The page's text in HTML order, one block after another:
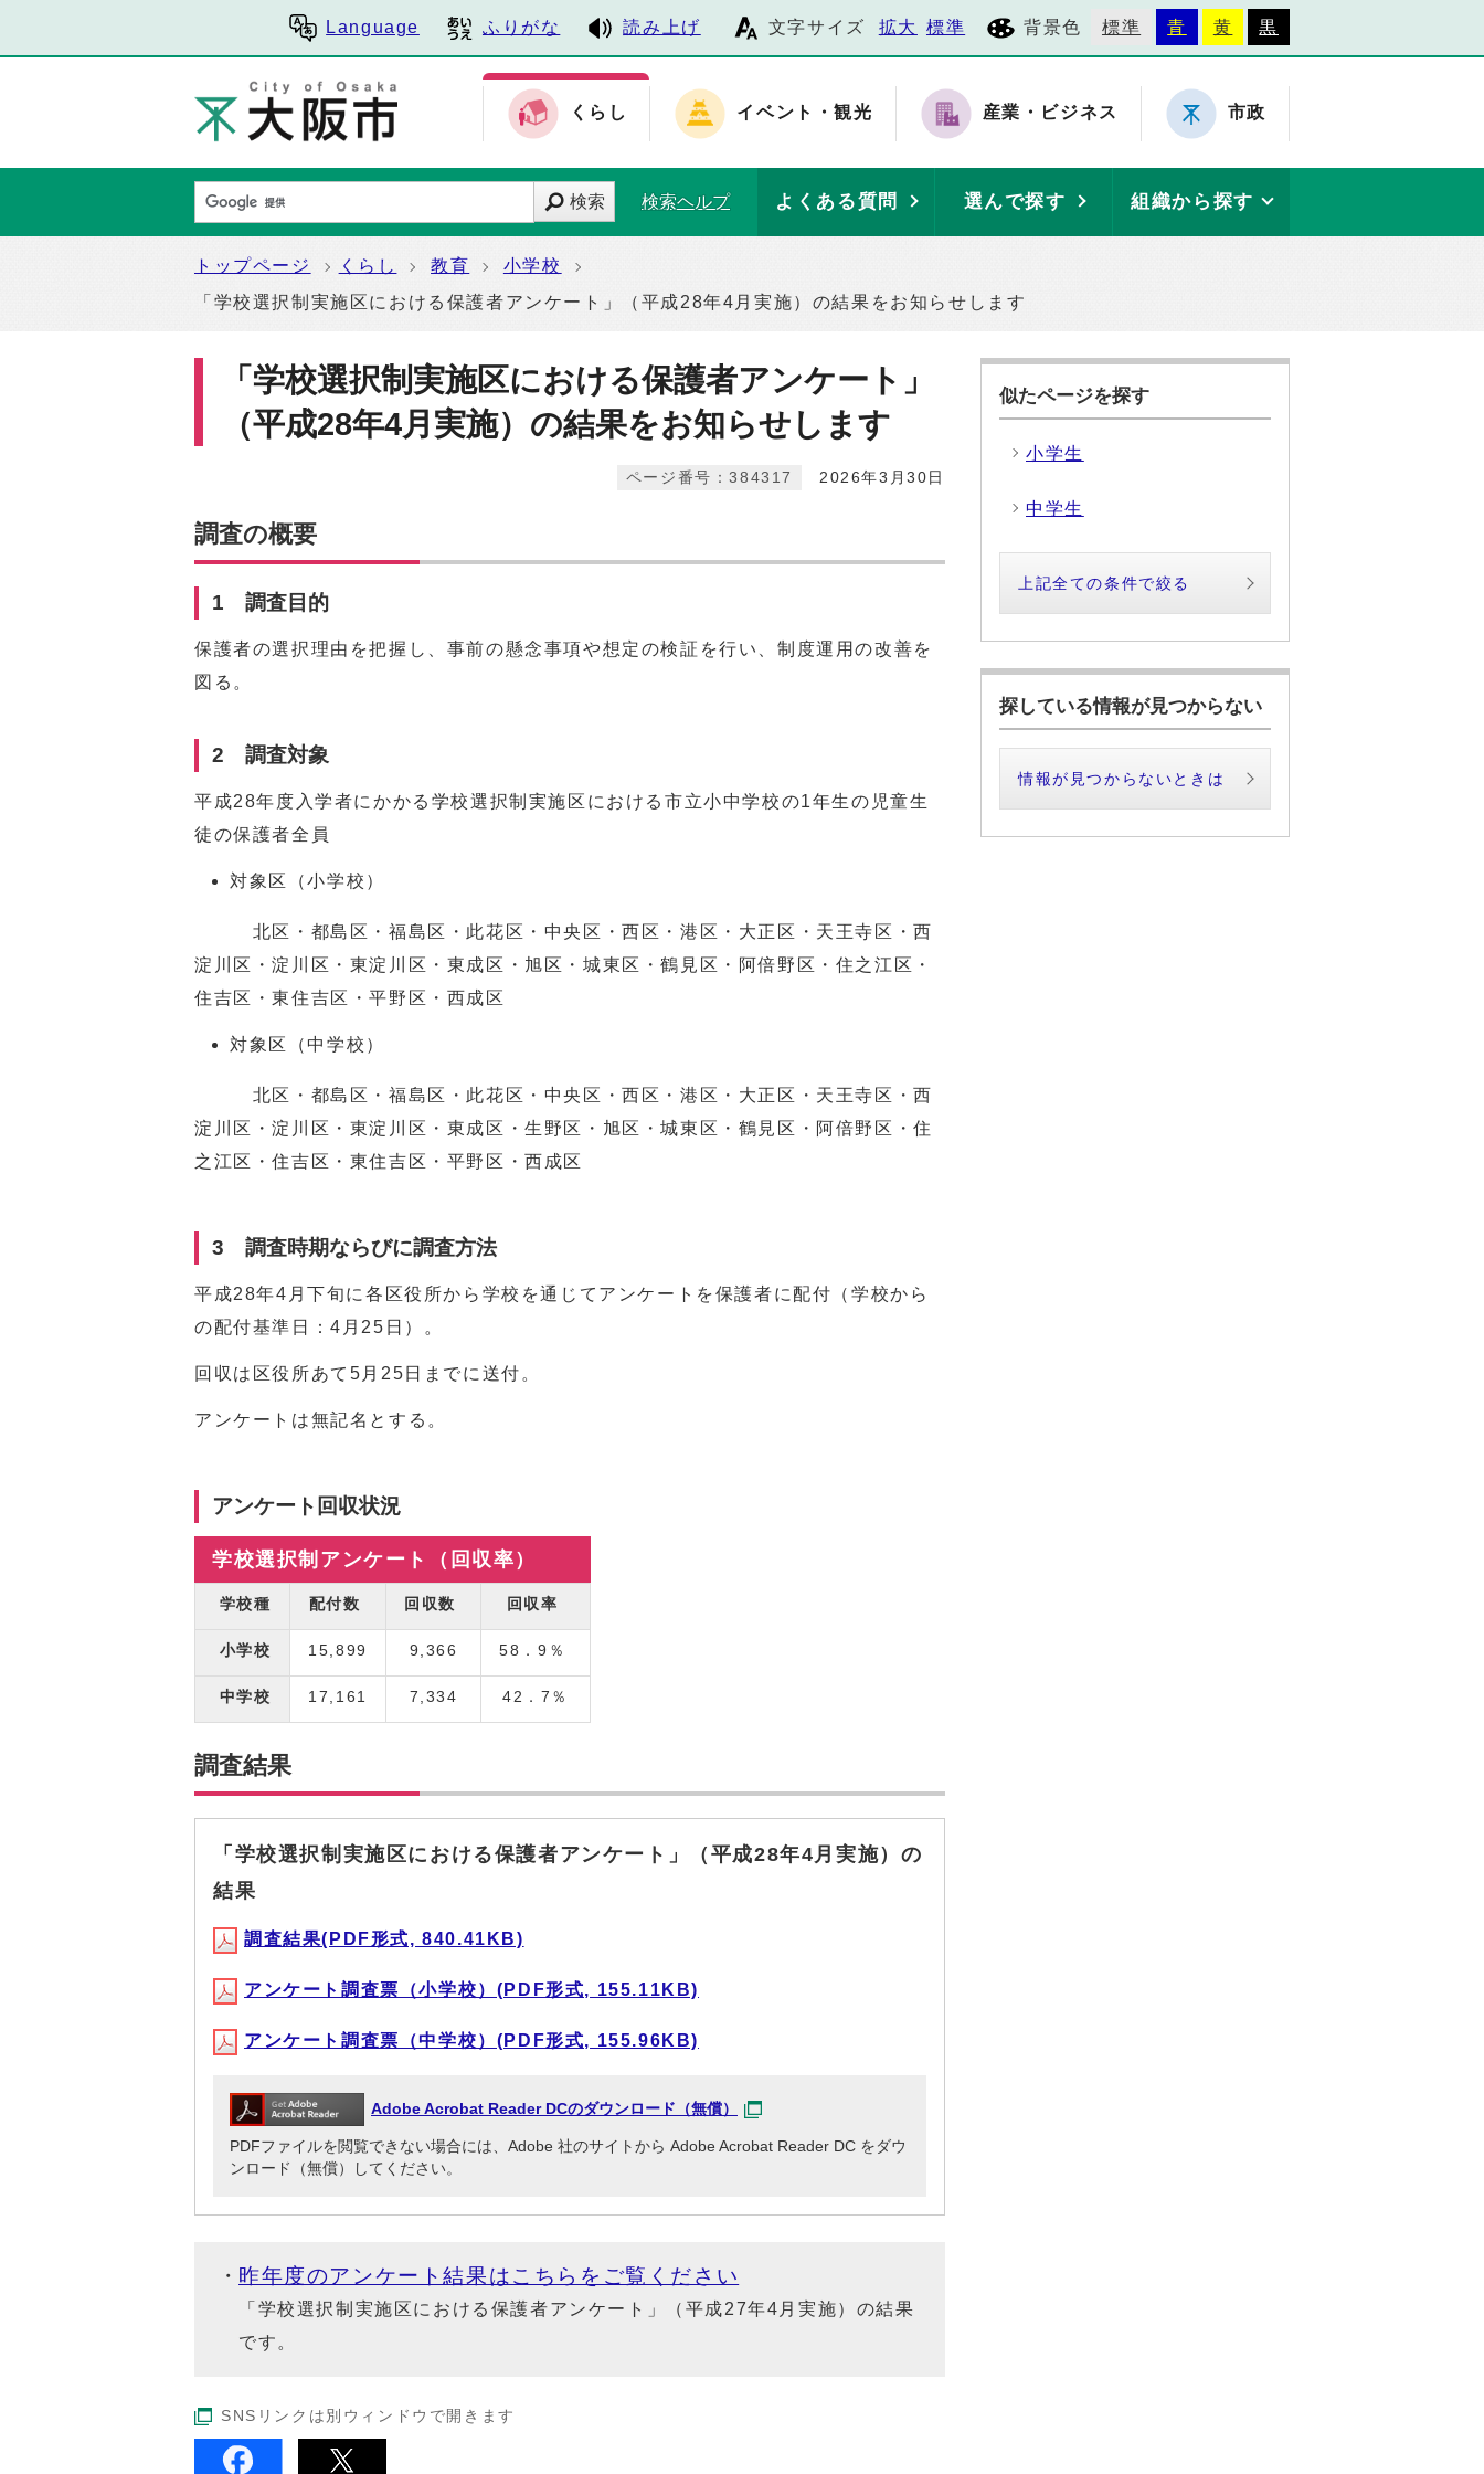
Language ふりがな 読み上げ 文字サイズ 拡大 標準 背景色 標準 青 黄 黒
くらし イベント・観光 産業・ビジネス 市政
検索 検索ヘルプ よくある質問 選んで探す 組織から探す
トップページ くらし 教育
小学校
「学校選択制実施区における保護者アンケート」（平成28年4月実施）の結果をお知らせします
「学校選択制実施区における保護者アンケート」
（平成28年4月実施）の結果をお知らせします
2026年3月30日
ページ番号：384317
調査の概要
1 調査目的
保護者の選択理由を把握し、事前の懸念事項や想定の検証を行い、制度運用の改善を
図る。
2 調査対象
平成28年度入学者にかかる学校選択制実施区における市立小中学校の1年生の児童生
徒の保護者全員
対象区（小学校）
北区・都島区・福島区・此花区・中央区・西区・港区・大正区・天王寺区・西
淀川区・淀川区・東淀川区・東成区・旭区・城東区・鶴見区・阿倍野区・住之江区・
住吉区・東住吉区・平野区・西成区
対象区（中学校）
北区・都島区・福島区・此花区・中央区・西区・港区・大正区・天王寺区・西
淀川区・淀川区・東淀川区・東成区・生野区・旭区・城東区・鶴見区・阿倍野区・住
之江区・住吉区・東住吉区・平野区・西成区
3 調査時期ならびに調査方法
平成28年4月下旬に各区役所から学校を通じてアンケートを保護者に配付（学校から
の配付基準日：4月25日）。
回収は区役所あて5月25日までに送付。
アンケートは無記名とする。
アンケート回収状況
学校選択制アンケート（回収率）
学校種 配付数 回収数 回収率
小学校 15,899 9,366 58．9％
中学校 17,161 7,334 42．7％
調査結果
「学校選択制実施区における保護者アンケート」（平成28年4月実施）の
結果
調査結果(PDF形式, 840.41KB)
アンケート調査票（小学校）(PDF形式, 155.11KB)
アンケート調査票（中学校）(PDF形式, 155.96KB)
Adobe Acrobat Reader DCのダウンロード（無償）
PDFファイルを閲覧できない場合には、Adobe 社のサイトから Adobe Acrobat Reader DC をダウ
ンロード（無償）してください。
昨年度のアンケート結果はこちらをご覧ください
「学校選択制実施区における保護者アンケート」（平成27年4月実施）の結果
です。
SNSリンクは別ウィンドウで開きます
似たページを探す
小学生
中学生
上記全ての条件で絞る
探している情報が見つからない
情報が見つからないときは